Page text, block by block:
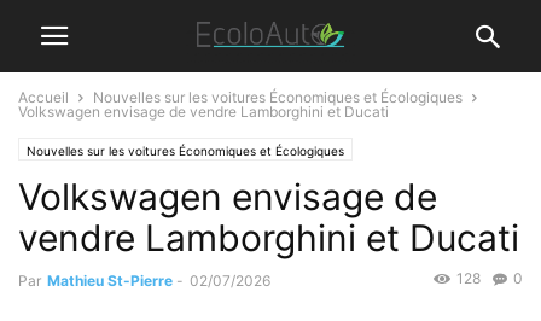
Accueil
Nouvelles sur les voitures Économiques et Écologiques
Volkswagen envisage de vendre Lamborghini et Ducati
Nouvelles sur les voitures Économiques et Écologiques
Volkswagen envisage de
vendre Lamborghini et Ducati
Par Mathieu St-Pierre - 02/07/2026 0
128